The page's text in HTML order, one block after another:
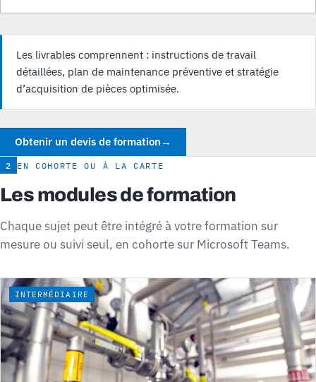
Les livrables comprennent : instructions de travail
détaillées, plan de maintenance préventive et stratégie
d’acquisition de pièces optimisée.
Obtenir un devis de formation →
2 EN COHORTE OU À LA CARTE
Les modules de formation
Chaque sujet peut être intégré à votre formation sur
mesure ou suivi seul, en cohorte sur Microsoft Teams.
INTERMÉDIAIRE